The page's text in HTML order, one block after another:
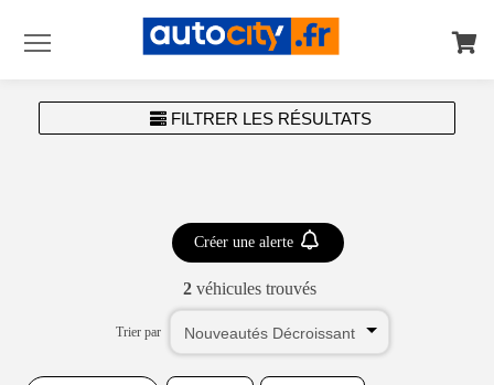
FILTRER LES RÉSULTATS
2véhicules trouvés
Créer une alerte
Trier par